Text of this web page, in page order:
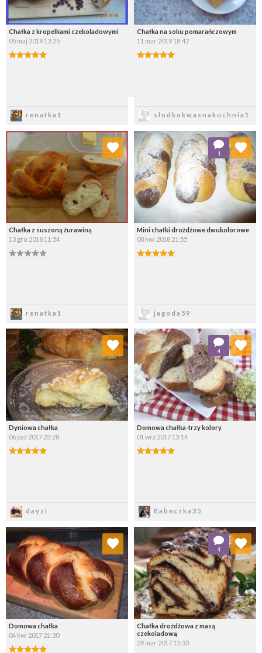
Chałka z kropelkami czekoladowymi
05 maj 2019 13:25
renatka1
Chałka na soku pomarańczowym
11 mar 2019 18:42
slodkokwasnakuchnia1
Chałka z suszoną żurawiną
13 gru 2018 11:54
renatka1
Dodaj do ulubionych
Wybierz listę:
Mini chałki drożdżowe dwukolorowe
08 kwi 2018 21:55
jagoda59
1
Dodaj do ulubionych
Wybierz listę:
Dyniowa chałka
06 paź 2017 23:28
dayzi
Dodaj do ulubionych
Wybierz listę:
Domowa chałka-trzy kolory
01 wrz 2017 13:14
Babeczka35
4
Dodaj do ulubionych
Wybierz listę:
Domowa chałka
04 kwi 2017 21:30
Dodaj do ulubionych
Wybierz listę:
Chałka drożdżowa z masą
czekoladową
29 mar 2017 15:33
4
Dodaj do ulubionych
Wybierz listę: